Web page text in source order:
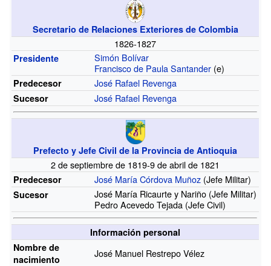
Secretario de Relaciones Exteriores de Colombia
1826-1827
Presidente
Simón Bolívar
Francisco de Paula Santander (e)
Predecesor José Rafael Revenga
Sucesor José Rafael Revenga
Prefecto y Jefe Civil de la Provincia de Antioquia
2 de septiembre de 1819-9 de abril de 1821
Predecesor José María Córdova Muñoz (Jefe Militar)
Sucesor José María Ricaurte y Nariño (Jefe Militar)
Pedro Acevedo Tejada (Jefe Civil)
Información personal
Nombre de
nacimiento
José Manuel Restrepo Vélez